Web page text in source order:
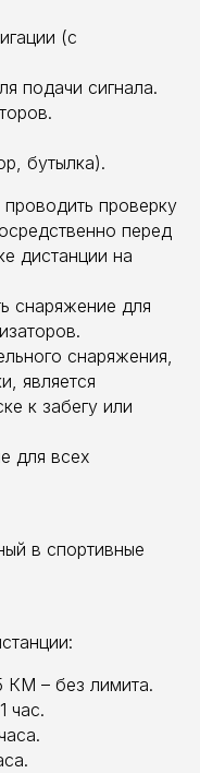
(с
подачи сигнала.
бутылка).
проверку
перед
дистанции на
снаряжение для
снаряжения,
является
к забегу или
для всех
в спортивные
– без лимита.
час.